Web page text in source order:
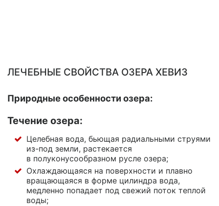
ЛЕЧЕБНЫЕ СВОЙСТВА ОЗЕРА ХЕВИЗ
Природные особенности озера:
Течение озера:
Целебная вода, бьющая радиальными струями
из-под земли, растекается
в полуконусообразном русле озера;
Охлаждающаяся на поверхности и плавно
вращающаяся в форме цилиндра вода,
медленно попадает под свежий поток теплой
воды;